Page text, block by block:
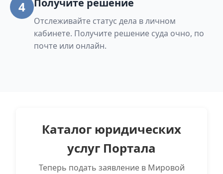
4 Получите решение
Отслеживайте статус дела в личном
кабинете. Получите решение суда очно, по
почте или онлайн.
Каталог юридических
услуг Портала
Теперь подать заявление в Мировой